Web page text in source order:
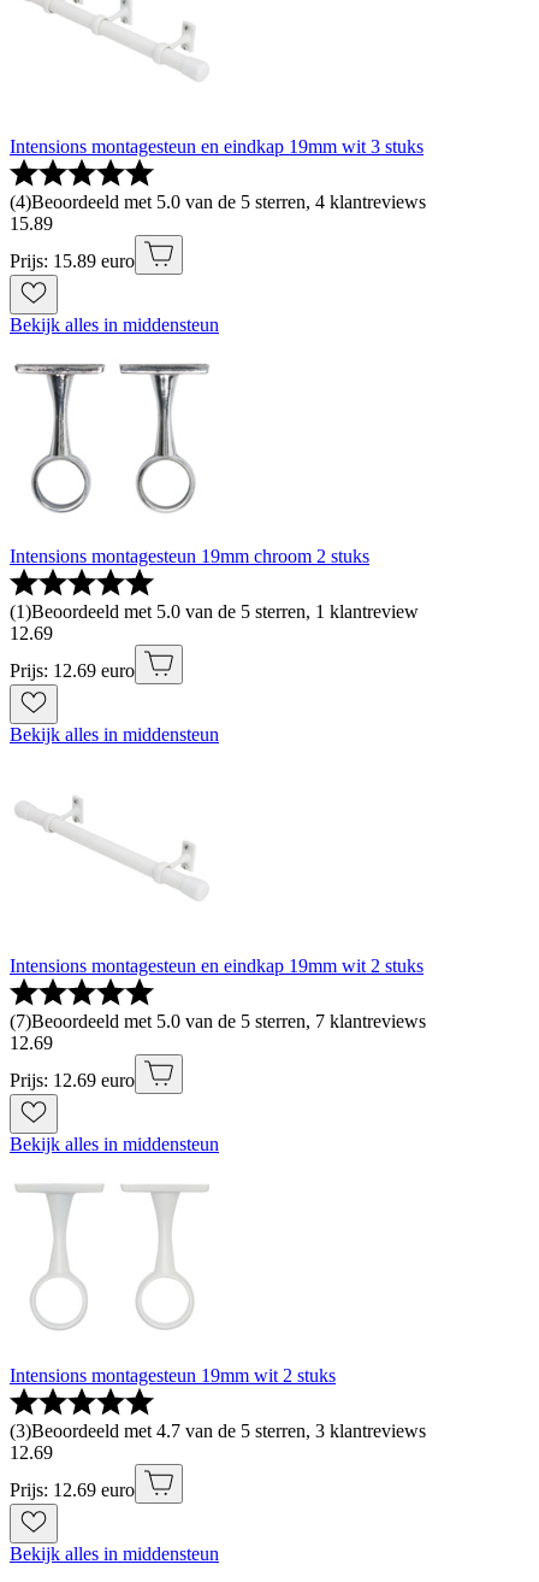
Intensions montagesteun en eindkap 19mm wit 3 stuks
(4)Beoordeeld met 5.0 van de 5 sterren, 4 klantreviews
15.89
Prijs: 15.89 euro
Bekijk alles in middensteun
Intensions montagesteun 19mm chroom 2 stuks
(1)Beoordeeld met 5.0 van de 5 sterren, 1 klantreview
12.69
Prijs: 12.69 euro
Bekijk alles in middensteun
Intensions montagesteun en eindkap 19mm wit 2 stuks
(7)Beoordeeld met 5.0 van de 5 sterren, 7 klantreviews
12.69
Prijs: 12.69 euro
Bekijk alles in middensteun
Intensions montagesteun 19mm wit 2 stuks
(3)Beoordeeld met 4.7 van de 5 sterren, 3 klantreviews
12.69
Prijs: 12.69 euro
Bekijk alles in middensteun